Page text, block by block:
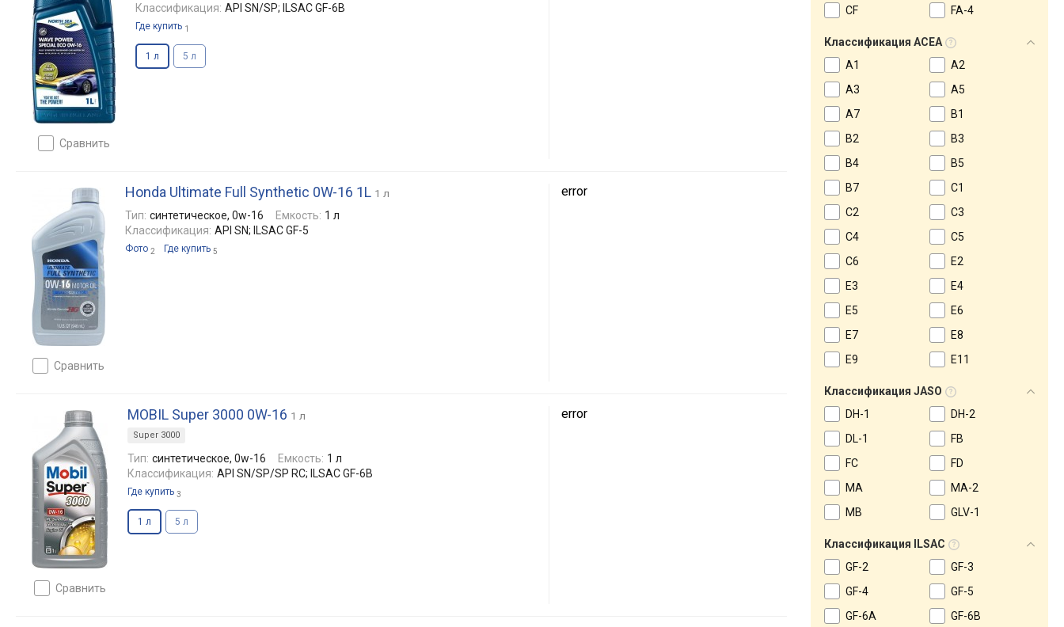
сравнить
Классификация: API SN/SP; ILSAC GF-6B
Где купить 1
1 л 5 л
сравнить
Honda Ultimate Full Synthetic 0W-16 1L 1 л
Тип: синтетическое, 0w-16 Емкость: 1 л
Классификация: API SN; ILSAC GF-5
Фото 2 Где купить 5
error
сравнить
MOBIL Super 3000 0W-16 1 л
Super 3000
Тип: синтетическое, 0w-16 Емкость: 1 л
Классификация: API SN/SP/SP RC; ILSAC GF-6B
Где купить 3
1 л 5 л
error
CF
FA-4
Классификация ACEA
A1
A2
A3
A5
A7
B1
B2
B3
B4
B5
B7
C1
C2
C3
C4
C5
C6
E2
E3
E4
E5
E6
E7
E8
E9
E11
Классификация JASO
DH-1
DH-2
DL-1
FB
FC
FD
MA
MA-2
MB
GLV-1
Классификация ILSAC
GF-2
GF-3
GF-4
GF-5
GF-6A
GF-6B